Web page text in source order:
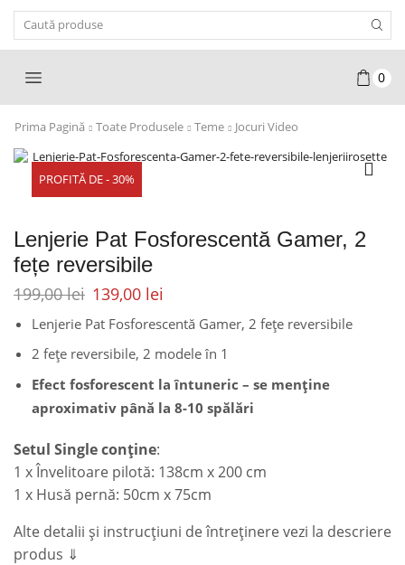
Input
0
Prima Pagină Toate Produsele Teme Jocuri Video
PROFITĂ DE - 30%
Lenjerie Pat Fosforescentă Gamer, 2
fețe reversibile
199,00lei 139,00 lei
Lenjerie Pat Fosforescentă Gamer, 2 fețe reversibile
2 fețe reversibile, 2 modele în 1
Efect fosforescent la întuneric – se menține
aproximativ până la 8-10 spălări
Setul Single conține:
1 x Învelitoare pilotă: 138cm x 200 cm
1 x Husă pernă: 50cm x 75cm
Alte detalii și instrucțiuni de întreținere vezi la descriere
produs ⇓